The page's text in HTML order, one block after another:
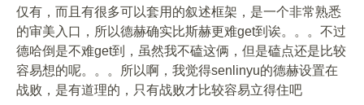
仅有，而且有很多可以套用的叙述框架，是一个非常熟悉
的审美入口，所以德赫确实比斯赫更难get到诶。。。不过
德哈倒是不难get到，虽然我不磕这俩，但是磕点还是比较
容易想的呢。。。所以啊，我觉得senlinyu的德赫设置在
战败，是有道理的，只有战败才比较容易立得住吧